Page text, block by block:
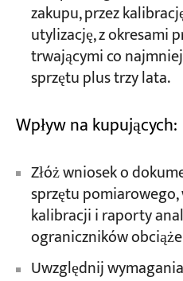
zakupu, przez
utylizację, z okresami
trwającymi co
sprzętu plus trzy lata.
Wpływ na kupujących:
Złóż wniosek o
sprzętu
kalibracji i raporty
ograniczników
Uwzględnij